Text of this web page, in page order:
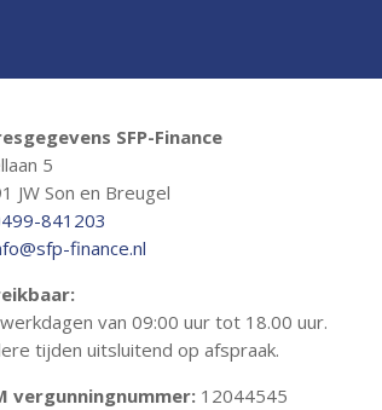
SFP-Finance
5
JW Son en Breugel
841203
finance.nl
van 09:00 uur tot 18.00 uur.
tijden uitsluitend op afspraak.
vergunningnummer: 12044545